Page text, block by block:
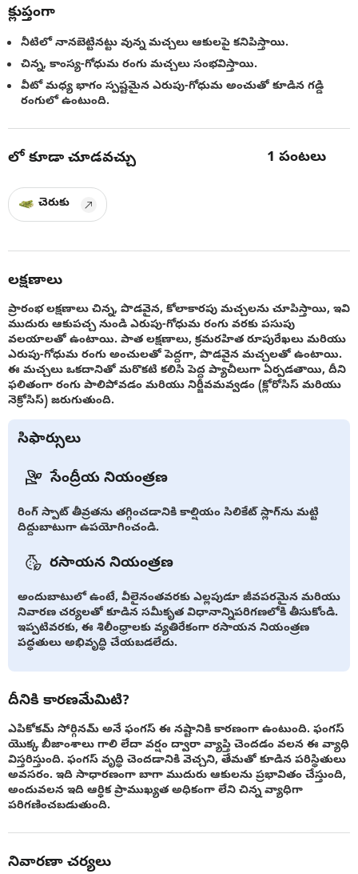
క్లుప్తంగా
నీటిలో నానబెట్టినట్టు వున్న మచ్చలు ఆకులపై కనిపిస్తాయి.
చిన్న, కాంస్య-గోధుమ రంగు మచ్చలు సంభవిస్తాయి.
వీటో మధ్య భాగం స్పష్టమైన ఎరుపు-గోధుమ అంచుతో కూడిన గడ్డి
రంగులో ఉంటుంది.
లో కూడా చూడవచ్చు 1 పంటలు
చెరుకు
లక్షణాలు
ప్రారంభ లక్షణాలు చిన్న, పొడవైన, కోలాకారపు మచ్చలను చూపిస్తాయి, ఇవి
ముదురు ఆకుపచ్చ నుండి ఎరుపు-గోధుమ రంగు వరకు పసుపు
వలయాలతో ఉంటాయి. పాత లక్షణాలు, క్రమరహిత రూపురేఖలు మరియు
ఎరుపు-గోధుమ రంగు అంచులతో పెద్దగా, పొడవైన మచ్చలతో ఉంటాయి.
ఈ మచ్చలు ఒకదానితో మరొకటి కలిసి పెద్ద ప్యాచీలుగా ఏర్పడతాయి, దీని
ఫలితంగా రంగు పాలిపోవడం మరియు నిర్జీవమవ్వడం (క్లోరోసిస్ మరియు
నెక్రోసిస్) జరుగుతుంది.
సిఫార్సులు
సేంద్రీయ నియంత్రణ
రింగ్ స్పాట్ తీవ్రతను తగ్గించడానికి కాల్షియం సిలికేట్ స్లాగ్‌ను మట్టి
దిద్దుబాటుగా ఉపయోగించండి.
రసాయన నియంత్రణ
అందుబాటులో ఉంటే, వీలైనంతవరకు ఎల్లపుడూ జీవపరమైన మరియు
నివారణ చర్యలతో కూడిన సమీకృత విధానాన్నిపరిగణలోకి తీసుకోండి.
ఇప్పటివరకు, ఈ శిలీంధ్రాలకు వ్యతిరేకంగా రసాయన నియంత్రణ
పద్ధతులు అభివృద్ధి చేయబడలేదు.
దీనికి కారణమేమిటి?
ఎపికోకమ్ సోర్గినమ్ అనే ఫంగస్ ఈ నష్టానికి కారణంగా ఉంటుంది. ఫంగస్
యొక్క బీజాంశాలు గాలి లేదా వర్షం ద్వారా వ్యాప్తి చెందడం వలన ఈ వ్యాధి
విస్తరిస్తుంది. ఫంగస్ వృద్ధి చెందడానికి వెచ్చని, తేమతో కూడిన పరిస్థితులు
అవసరం. ఇది సాధారణంగా బాగా ముదురు ఆకులను ప్రభావితం చేస్తుంది,
అందువలన ఇది ఆర్ధిక ప్రాముఖ్యత అధికంగా లేని చిన్న వ్యాధిగా
పరిగణించబడుతుంది.
నివారణా చర్యలు